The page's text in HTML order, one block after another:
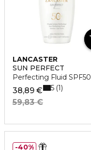
LANCASTER
SUN PERFECT
Perfecting Fluid SPF50
38,89 €
59,83 €
5 1
40%